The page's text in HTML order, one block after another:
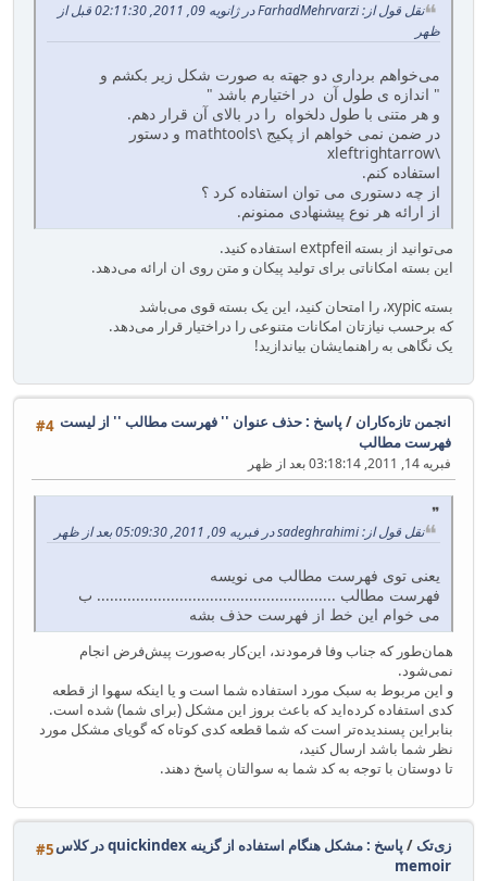
نقل قول از: FarhadMehrvarzi در ژانویه 09, 2011, 02:11:30 قبل از
ظهر
می‌خواهم برداری دو جهته به صورت شکل زیر بکشم و
" اندازه ی طول آن در اختیارم باشد "
و هر متنی با طول دلخواه را در بالای آن قرار دهم.
در ضمن نمی خواهم از پکیج \mathtools و دستور
\xleftrightarrow
استفاده کنم.
از چه دستوری می توان استفاده کرد ؟‌
از ارائه هر نوع پیشنهادی ممنونم.
می‌توانید از بسته extpfeil استفاده کنید.
این بسته امکاناتی برای تولید پیکان و متن روی ان ارائه می‌دهد.
بسته xypic، را امتحان کنید، این یک بسته قوی می‌باشد
که برحسب نیازتان امکانات متنوعی را دراختیار قرار می‌دهد.
یک نگاهی به راهنمایشان بیاندازید!
#4 انجمن تازه‌کاران / پاسخ : حذف عنوان '' فهرست مطالب '' از لیست
فهرست مطالب
فبریه 14, 2011, 03:18:14 بعد از ظهر
نقل قول از: sadeghrahimi در فبریه 09, 2011, 05:09:30 بعد از ظهر
یعنی توی فهرست مطالب می نویسه
فهرست مطالب ....................................................... ب
می خوام این خط از فهرست حذف بشه
همان‌طور که جناب وفا فرمودند‌، این‌کار به‌صورت پیش‌فرض انجام
نمی‌شود.
و این مربوط به سبک مورد استفاده شما است و یا اینکه سهوا از قطعه
کدی استفاده کرده‌اید که باعث بروز این مشکل (برای شما) شده است.
بنابراین پسندیده‌تر است که شما قطعه کدی کوتاه که گویای مشکل مورد
نظر شما باشد ارسال کنید،
تا دوستان با توجه به کد شما به سوالتان پاسخ دهند.
#5 زی‌تک/
پاسخ : مشکل هنگام استفاده از گزینه quickindex در کلاس
memoir